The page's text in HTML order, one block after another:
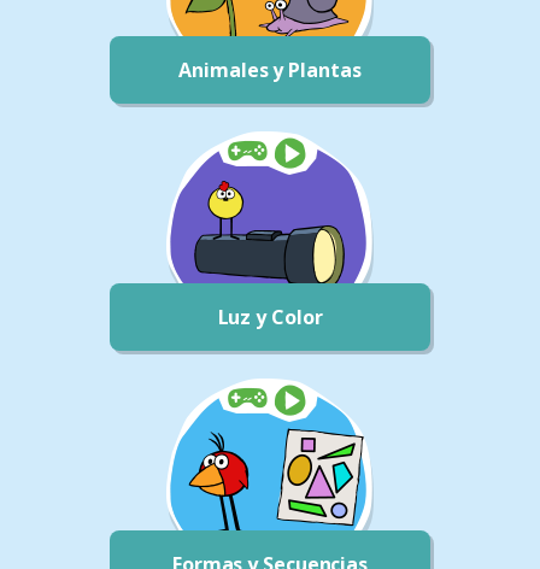
Animales y Plantas
Luz y Color